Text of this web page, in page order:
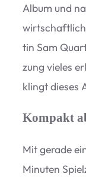
Album und
tin Sam
zung vie­les
klingt die­ses
Kompakt
Mit gerade
Minu­ten